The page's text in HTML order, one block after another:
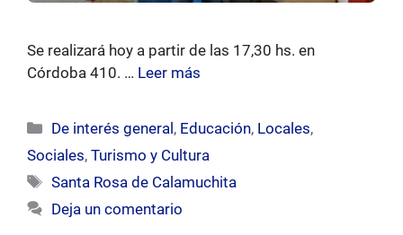
Se realizará hoy a partir de las 17,30 hs. en
Córdoba 410. … Leer más
Categorías
De interés general , Educación, Locales,
Sociales, Turismo y Cultura
Etiquetas
Santa Rosa de Calamuchita
Deja un comentario